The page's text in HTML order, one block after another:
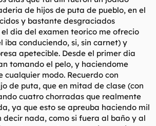
de hijos de puta de pueblo, en el
y bastante desgraciados
dia del examen teorico me ofrecio
iba conduciendo, si, sin carnet) y
apetecible. Desde el primer dia
tomando el pelo, y haciendome
cualquier modo. Recuerdo con
de puta, que en mitad de clase (con
cuatro chorradas que realmente
ya que esto se apreuba haciendo mil
decir nada, como si fuera al baño y al